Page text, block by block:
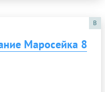
B
Маросейка 8